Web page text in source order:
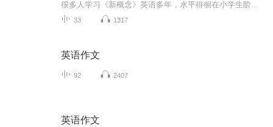
33 1317
英语作文
92 2407
英语作文